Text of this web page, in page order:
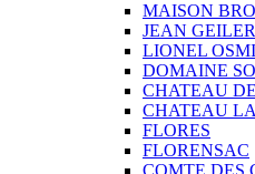
MAISON
JEAN GEILER
LIONEL
DOMAINE
CHATEAU
CHATEAU
FLORES
FLORENSAC
COMTE DES